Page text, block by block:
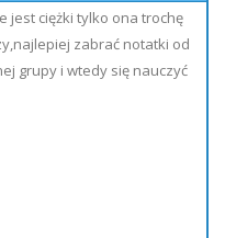
jest ciężki tylko ona trochę
zabrać notatki od
grupy i wtedy się nauczyć